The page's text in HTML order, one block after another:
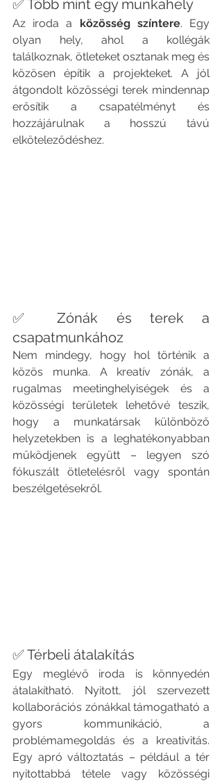
✅ Több mint egy munkahely
Az iroda a közösség színtere. Egy
olyan hely, ahol a kollégák
találkoznak, ötleteket osztanak meg és
közösen építik a projekteket. A jól
átgondolt közösségi terek mindennap
erősítik a csapatélményt és
hozzájárulnak a hosszú távú
elköteleződéshez.
✅ Zónák és terek a
csapatmunkához
Nem mindegy, hogy hol történik a
közös munka. A kreatív zónák, a
rugalmas meetinghelyiségek és a
közösségi területek lehetővé teszik,
hogy a munkatársak különböző
helyzetekben is a leghatékonyabban
működjenek együtt – legyen szó
fókuszált ötletelésről vagy spontán
beszélgetésekről.
✅ Térbeli átalakítás
Egy meglévő iroda is könnyedén
átalakítható. Nyitott, jól szervezett
kollaborációs zónákkal támogatható a
gyors kommunikáció, a
problémamegoldás és a kreativitás.
Egy apró változtatás – például a tér
nyitottabbá tétele vagy közösségi